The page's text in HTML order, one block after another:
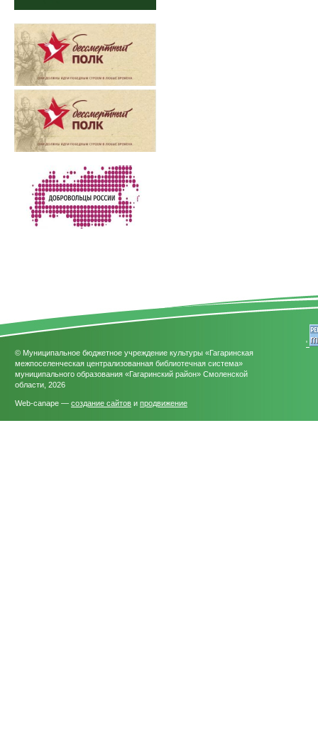
© Муниципальное бюджетное учреждение культуры «Гагаринская
межпоселенческая централизованная библиотечная система»
муниципального образования «Гагаринский район» Смоленской
области, 2026
Web-canape — создание сайтов и продвижение
'